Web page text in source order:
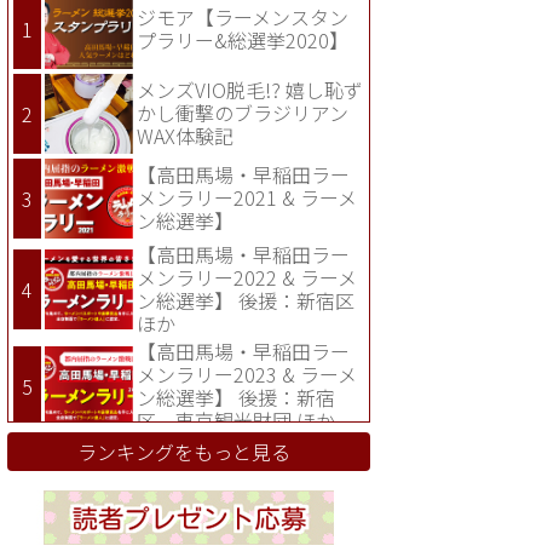
ジモア【ラーメンスタン
プラリー&総選挙2020】
メンズVIO脱毛!? 嬉し恥ず
かし衝撃のブラジリアン
WAX体験記
【高田馬場・早稲田ラー
メンラリー2021 & ラーメ
ン総選挙】
【高田馬場・早稲田ラー
メンラリー2022 & ラーメ
ン総選挙】 後援：新宿区
ほか
【高田馬場・早稲田ラー
メンラリー2023 & ラーメ
ン総選挙】 後援：新宿
区、東京観光財団 ほか
ランキングをもっと見る